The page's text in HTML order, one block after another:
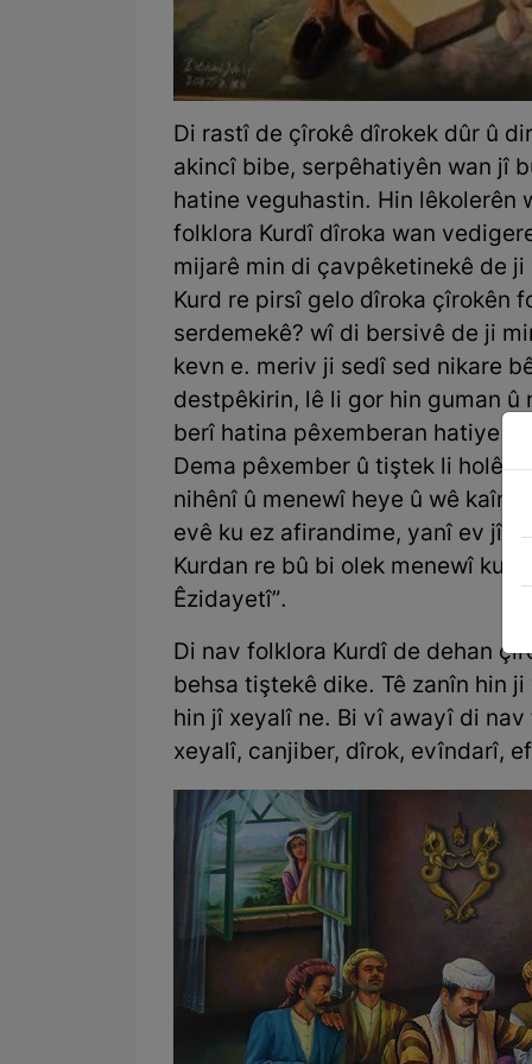
Di rastî de çîrokê dîrokek dûr û
akincî bibe, serpêhatiyên wan jî
hatine veguhastin. Hin lêkolerên
folklora Kurdî dîroka wan
mijarê min di çavpêketinekê de
Kurd re pirsî gelo dîroka çîrokên
serdemekê? wî di bersivê de ji
kevn e. meriv ji sedî sed nikare
destpêkirin, lê li gor hin guman
berî hatina pêxemberan hatiye
Dema pêxember û tiştek li holê
nihênî û menewî heye û wê
evê ku ez afirandime, yanî ev jî
Kurdan re bû bi olek menewî ku ji
Êzidayetî”.
Di nav folklora Kurdî de dehan
behsa tiştekê dike. Tê zanîn hin
hin jî xeyalî ne. Bi vî awayî di
xeyalî, canjiber, dîrok, evîndarî,